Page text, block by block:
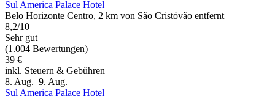
Sul America Palace Hotel
Belo Horizonte Centro, 2 km von São Cristóvão entfernt
8,2/10
Sehr gut
(1.004 Bewertungen)
39 €
inkl. Steuern & Gebühren
8. Aug.–9. Aug.
Sul America Palace Hotel